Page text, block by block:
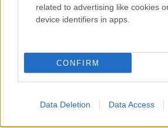
related to advertising like cookies
device identifiers in apps.
CONFIRM
Data Deletion Data Access